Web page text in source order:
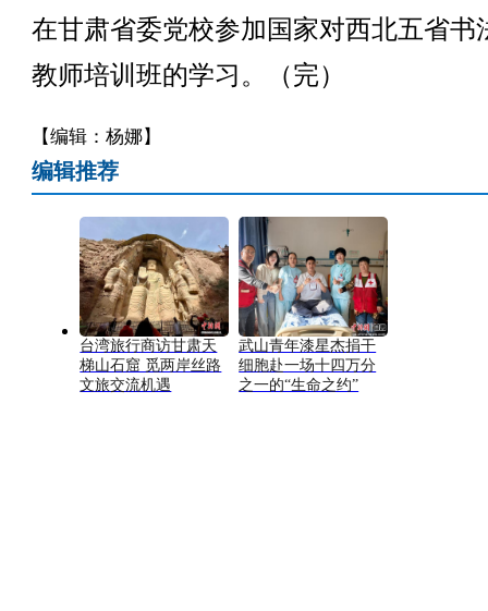
在甘肃省委党校参加国家对西北五省书
教师培训班的学习。（完）
【编辑：杨娜】
编辑推荐
台湾旅行商访甘肃天
梯山石窟 觅两岸丝路
文旅交流机遇
武山青年漆星杰捐干
细胞赴一场十四万分
之一的“生命之约”